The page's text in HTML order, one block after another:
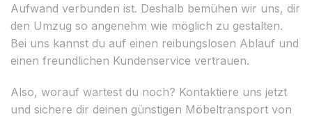
Aufwand verbunden ist. Deshalb bemühen wir uns, dir
den Umzug so angenehm wie möglich zu gestalten.
Bei uns kannst du auf einen reibungslosen Ablauf und
einen freundlichen Kundenservice vertrauen.
Also, worauf wartest du noch? Kontaktiere uns jetzt
und sichere dir deinen günstigen Möbeltransport von